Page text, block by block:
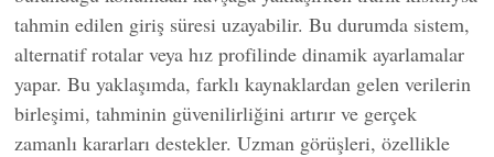
tahmin edilen giriş süresi uzayabilir. Bu durumda sistem,
alternatif rotalar veya hız profilinde dinamik ayarlamalar
yapar. Bu yaklaşımda, farklı kaynaklardan gelen verilerin
birleşimi, tahminin güvenilirliğini artırır ve gerçek
zamanlı kararları destekler. Uzman görüşleri, özellikle